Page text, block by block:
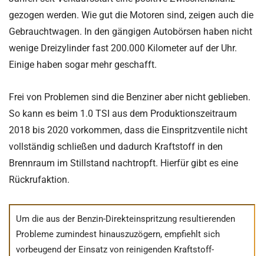
gezogen werden. Wie gut die Motoren sind, zeigen auch die
Gebrauchtwagen. In den gängigen Autobörsen haben nicht
wenige Dreizylinder fast 200.000 Kilometer auf der Uhr.
Einige haben sogar mehr geschafft.
Frei von Problemen sind die Benziner aber nicht geblieben.
So kann es beim 1.0 TSI aus dem Produktionszeitraum
2018 bis 2020 vorkommen, dass die Einspritzventile nicht
vollständig schließen und dadurch Kraftstoff in den
Brennraum im Stillstand nachtropft. Hierfür gibt es eine
Rückrufaktion.
Um die aus der Benzin-Direkteinspritzung resultierenden
Probleme zumindest hinauszuzögern, empfiehlt sich
vorbeugend der Einsatz von reinigenden Kraftstoff-